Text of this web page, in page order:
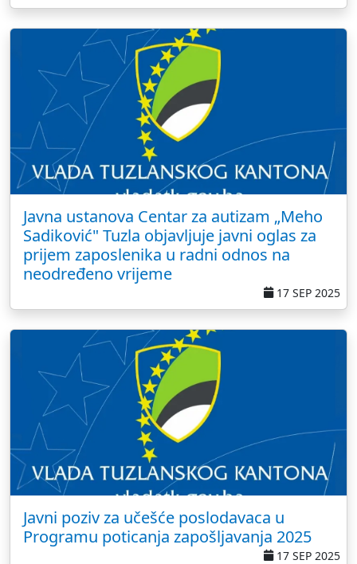
Javna ustanova Centar za autizam „Meho
Sadiković" Tuzla objavljuje javni oglas za
prijem zaposlenika u radni odnos na
neodređeno vrijeme
17 SEP 2025
Javni poziv za učešće poslodavaca u
Programu poticanja zapošljavanja 2025
17 SEP 2025